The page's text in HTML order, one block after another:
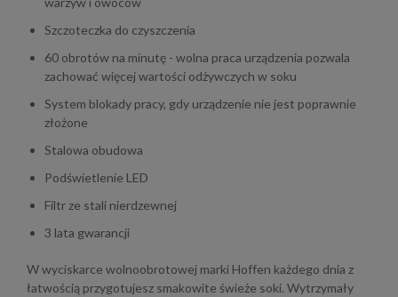
Szczoteczka do czyszczenia
60 obrotów na minutę - wolna praca urządzenia pozwala
zachować więcej wartości odżywczych w soku
System blokady pracy, gdy urządzenie nie jest poprawnie
złożone
Stalowa obudowa
Podświetlenie LED
Filtr ze stali nierdzewnej
3 lata gwarancji
W wyciskarce wolnoobrotowej marki Hoffen każdego dnia z
łatwością przygotujesz smakowite świeże soki. Wytrzymały